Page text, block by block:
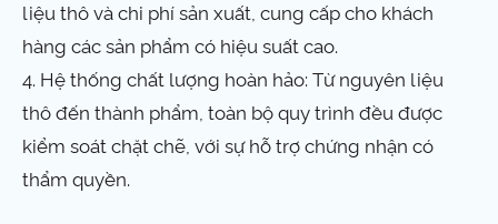
liệu thô và chi phí sản xuất, cung cấp cho khách
hàng các sản phẩm có hiệu suất cao.
4. Hệ thống chất lượng hoàn hảo: Từ nguyên liệu
thô đến thành phẩm, toàn bộ quy trình đều được
kiểm soát chặt chẽ, với sự hỗ trợ chứng nhận có
thẩm quyền.